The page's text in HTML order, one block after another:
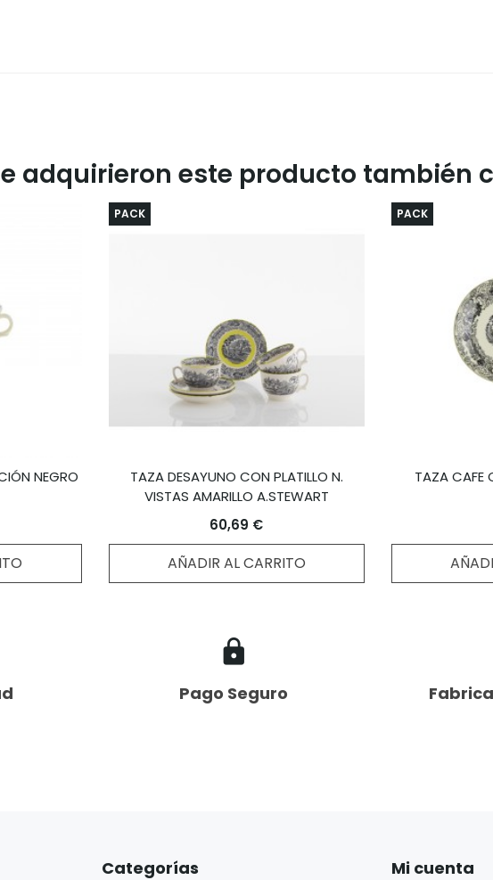
adquirieron este producto también
NEGRO
PACK
TAZA DESAYUNO CON PLATILLO N.
VISTAS AMARILLO A.STEWART
60,69 €
AÑADIR AL CARRITO
PACK
TAZA CAFE
Pago Seguro
Categorías Mi cuenta